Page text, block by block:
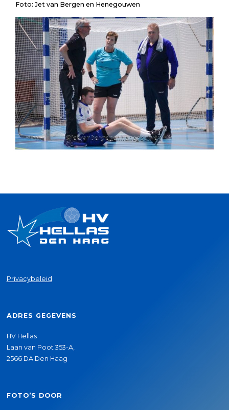
Foto: Jet van Bergen en Henegouwen
Privacybeleid
ADRES GEGEVENS
HV Hellas
Laan van Poot 353-A,
2566 DA Den Haag
FOTO’S DOOR